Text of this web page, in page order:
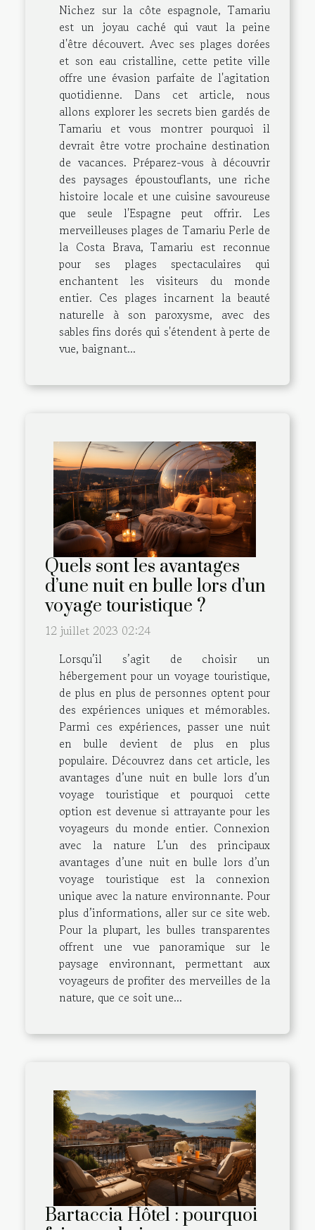
Nichez sur la côte espagnole, Tamariu
est un joyau caché qui vaut la peine
d'être découvert. Avec ses plages dorées
et son eau cristalline, cette petite ville
offre une évasion parfaite de l'agitation
quotidienne. Dans cet article, nous
allons explorer les secrets bien gardés de
Tamariu et vous montrer pourquoi il
devrait être votre prochaine destination
de vacances. Préparez-vous à découvrir
des paysages époustouflants, une riche
histoire locale et une cuisine savoureuse
que seule l'Espagne peut offrir. Les
merveilleuses plages de Tamariu Perle de
la Costa Brava, Tamariu est reconnue
pour ses plages spectaculaires qui
enchantent les visiteurs du monde
entier. Ces plages incarnent la beauté
naturelle à son paroxysme, avec des
sables fins dorés qui s'étendent à perte de
vue, baignant...
Quels sont les avantages
d’une nuit en bulle lors d’un
voyage touristique ?
12 juillet 2023 02:24
Lorsqu’il s’agit de choisir un
hébergement pour un voyage touristique,
de plus en plus de personnes optent pour
des expériences uniques et mémorables.
Parmi ces expériences, passer une nuit
en bulle devient de plus en plus
populaire. Découvrez dans cet article, les
avantages d’une nuit en bulle lors d’un
voyage touristique et pourquoi cette
option est devenue si attrayante pour les
voyageurs du monde entier. Connexion
avec la nature L’un des principaux
avantages d’une nuit en bulle lors d’un
voyage touristique est la connexion
unique avec la nature environnante. Pour
plus d’informations, aller sur ce site web.
Pour la plupart, les bulles transparentes
offrent une vue panoramique sur le
paysage environnant, permettant aux
voyageurs de profiter des merveilles de la
nature, que ce soit une...
Bartaccia Hôtel : pourquoi